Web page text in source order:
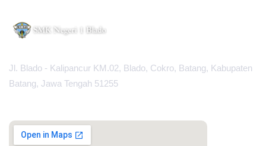
Jl. Blado - Kalipancur KM.02, Blado, Cokro, Batang, Kabupaten
Batang, Jawa Tengah 51255